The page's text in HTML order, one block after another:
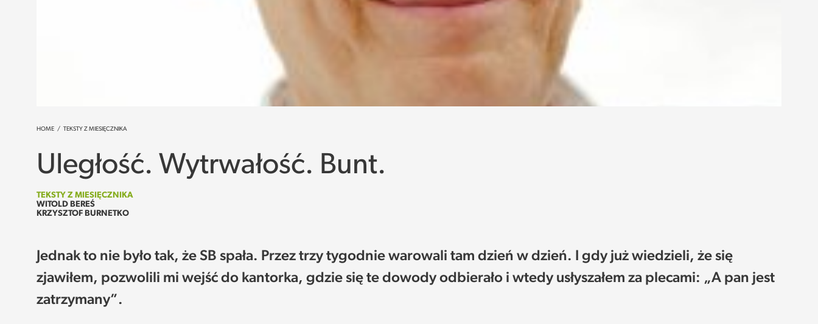
HOME / TEKSTY Z MIESIĘCZNIKA
Uległość. Wytrwałość. Bunt.
TEKSTY Z MIESIĘCZNIKA
WITOLD BEREŚ
KRZYSZTOF BURNETKO
Jednak to nie było tak, że SB spała. Przez trzy tygodnie warowali tam dzień w dzień. I gdy już wiedzieli, że się
zjawiłem, pozwolili mi wejść do kantorka, gdzie się te dowody odbierało i wtedy usłyszałem za plecami: „A pan jest
zatrzymany”.